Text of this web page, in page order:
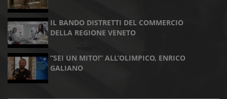
IL BANDO DISTRETTI DEL COMMERCIO
DELLA REGIONE VENETO
“SEI UN MITO!” ALL’OLIMPICO, ENRICO
GALIANO